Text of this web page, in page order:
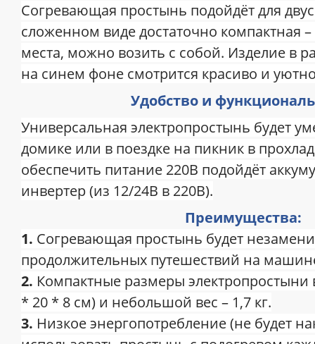
Согревающая простынь подойдёт для
сложенном виде достаточно компактная
места, можно возить с собой. Изделие в
на синем фоне смотрится красиво и
Удобство и
Универсальная электропростынь будет
домике или в поездке на пикник в
обеспечить питание 220В подойдёт
инвертер (из 12/24В в 220В).
Преимущества:
1. Согревающая простынь будет
продолжительных путешествий на
2. Компактные размеры
* 20 * 8 см) и небольшой вес – 1,7 кг.
3. Низкое энергопотребление (не будет